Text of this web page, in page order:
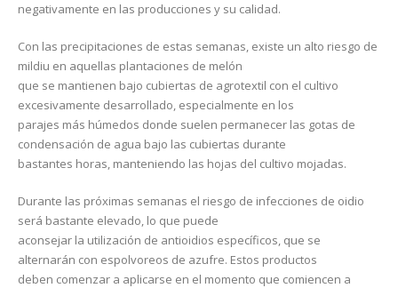
negativamente en las producciones y su calidad.
Con las precipitaciones de estas semanas, existe un alto riesgo de
mildiu en aquellas plantaciones de melón
que se mantienen bajo cubiertas de agrotextil con el cultivo
excesivamente desarrollado, especialmente en los
parajes más húmedos donde suelen permanecer las gotas de
condensación de agua bajo las cubiertas durante
bastantes horas, manteniendo las hojas del cultivo mojadas.
Durante las próximas semanas el riesgo de infecciones de oidio
será bastante elevado, lo que puede
aconsejar la utilización de antioidios específicos, que se
alternarán con espolvoreos de azufre. Estos productos
deben comenzar a aplicarse en el momento que comiencen a